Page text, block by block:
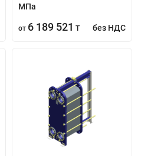
МПа
от 6 189 521 T без НДС